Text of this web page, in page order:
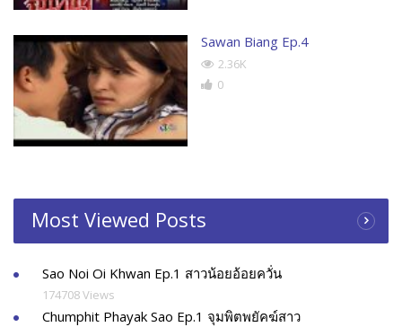
Sawan Biang Ep.4
2.36K
0
Most Viewed Posts
Sao Noi Oi Khwan Ep.1 สาวน้อยอ้อยควั่น
174708 Views
Chumphit Phayak Sao Ep.1 จุมพิตพยัคฆ์สาว